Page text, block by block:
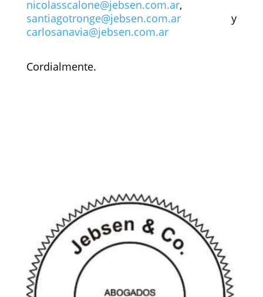
nicolasscalone@jebsen.com.ar,
santiagotronge@jebsen.com.ary
carlosanavia@jebsen.com.ar
Cordialmente.